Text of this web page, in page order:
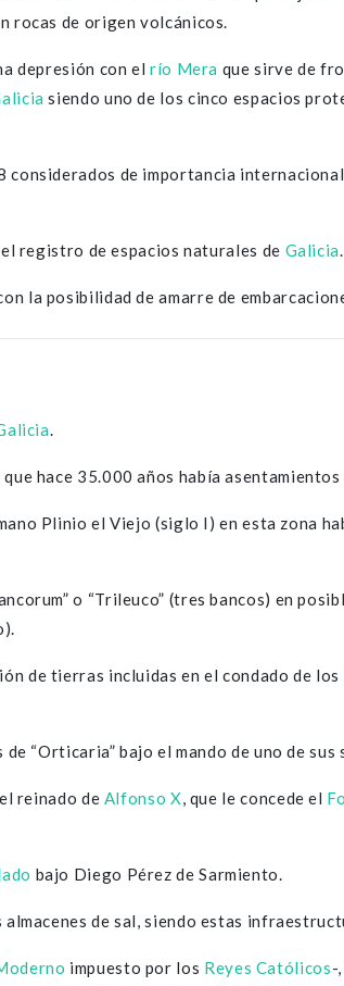
rocas de origen volcánicos.
depresión con elrío Mera que sirve de
siendo uno de los cinco espacios
considerados de importancia
registro de espacios naturales de Galicia.
la posibilidad de amarre de
.
hace 35.000 años había
Plinio el Viejo (siglo I) en esta zona
o “Trileuco” (tres bancos) en
de tierras incluidas en el condado de
“Orticaria” bajo el mando de uno de
reinado de Alfonso X, que le concede el
bajo Diego Pérez de Sarmiento.
de sal, siendo estas
impuesto por los Reyes Católicos-